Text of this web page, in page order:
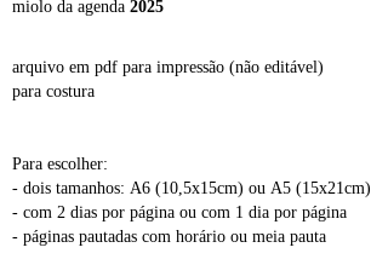
miolo da agenda 2025
arquivo em pdf para impressão (não editável)
para costura
Para escolher:
- dois tamanhos: A6 (10,5x15cm) ou A5 (15x21cm)
- com 2 dias por página ou com 1 dia por página
- páginas pautadas com horário ou meia pauta